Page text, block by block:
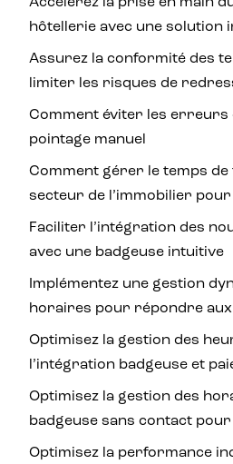
hôtellerie avec une solution
Assurez la conformité des
limiter les risques de
Comment éviter les erreurs
pointage manuel
Comment gérer le temps de
secteur de l’immobilier pour
Faciliter l’intégration des
avec une badgeuse intuitive
Implémentez une gestion
horaires pour répondre
Optimisez la gestion des
l’intégration badgeuse et
Optimisez la gestion des
badgeuse sans contact
Optimisez la performance